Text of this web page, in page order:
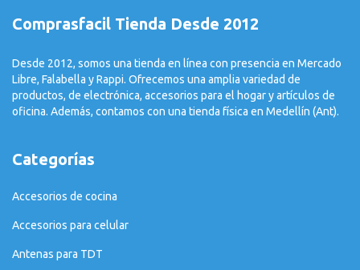
Comprasfacil Tienda Desde 2012
Desde 2012, somos una tienda en línea con presencia en Mercado
Libre, Falabella y Rappi. Ofrecemos una amplia variedad de
productos, de electrónica, accesorios para el hogar y artículos de
oficina. Además, contamos con una tienda física en Medellín (Ant).
Categorías
Accesorios de cocina
Accesorios para celular
Antenas para TDT